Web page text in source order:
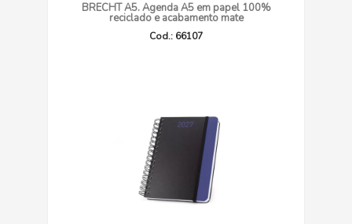
BRECHT A5. Agenda A5 em papel 100%
reciclado e acabamento mate
Cod.: 66107